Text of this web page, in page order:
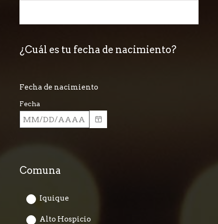
Question
¿Cuál es tu fecha de nacimiento?
Fecha de nacimiento
Fecha
Question
Comuna
Iquique
Alto Hospicio